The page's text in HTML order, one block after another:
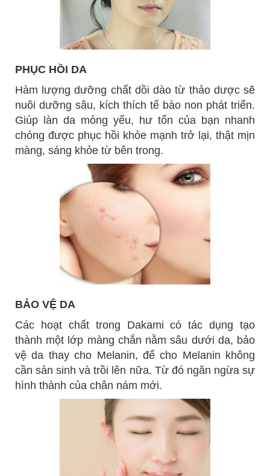
PHỤC HỒI DA
Hàm lượng dưỡng chất dồi dào từ thảo dược sẽ
nuôi dưỡng sâu, kích thích tế bào non phát triển.
Giúp làn da mỏng yếu, hư tổn của bạn nhanh
chóng được phục hồi khỏe mạnh trở lại, thật mịn
màng, sáng khỏe từ bên trong.
BẢO VỆ DA
Các hoạt chất trong Dakami có tác dụng tạo
thành một lớp màng chắn nằm sâu dưới da, bảo
vệ da thay cho Melanin, để cho Melanin không
cần sản sinh và trồi lên nữa. Từ đó ngăn ngừa sự
hình thành của chân nám mới.